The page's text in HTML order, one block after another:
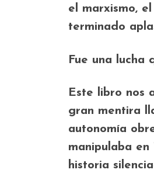
el marxismo,
terminado
Fue una lucha
Este libro nos
gran mentira
autonomía
manipulaba
historia